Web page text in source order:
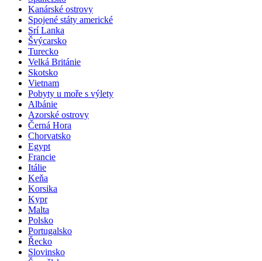
Kanárské ostrovy
Spojené státy americké
Srí Lanka
Švýcarsko
Turecko
Velká Británie
Skotsko
Vietnam
Pobyty u moře s výlety
Albánie
Azorské ostrovy
Černá Hora
Chorvatsko
Egypt
Francie
Itálie
Keňa
Korsika
Kypr
Malta
Polsko
Portugalsko
Řecko
Slovinsko